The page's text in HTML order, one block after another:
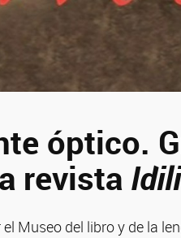
óptico.
revista
Museo del libro y de la